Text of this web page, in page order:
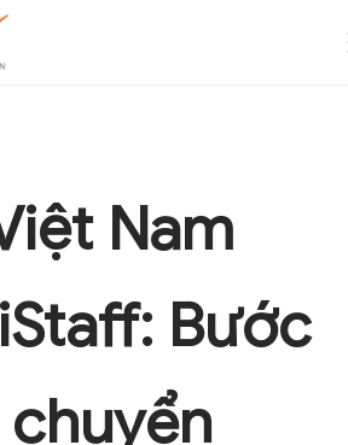
Nam
: Bước
chuyển